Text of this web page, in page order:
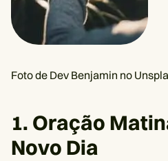
Foto de Dev Benjamin no
1. Oração
Novo Dia